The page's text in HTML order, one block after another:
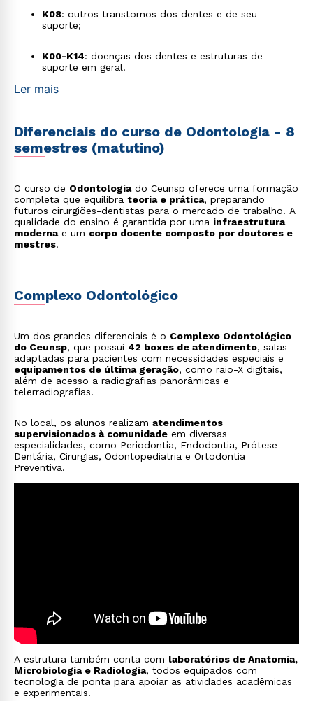
K08: outros transtornos dos dentes e de seu
suporte;
K00-K14: doenças dos dentes e estruturas de
suporte em geral.
Ler mais
Diferenciais do curso de Odontologia - 8
semestres (matutino)
O curso de Odontologiado Ceunsp oferece uma formação
completa que equilibra teoria e prática, preparando
futuros cirurgiões-dentistas para o mercado de trabalho. A
qualidade do ensino é garantida por uma infraestrutura
modernae um corpo docente composto por doutores e
mestres.
Complexo Odontológico
Um dos grandes diferenciais é o Complexo Odontológico
do Ceunsp, que possui 42 boxes de atendimento, salas
adaptadas para pacientes com necessidades especiais e
equipamentos de última geração, como raio-X digitais,
além de acesso a radiografias panorâmicas e
telerradiografias.
No local, os alunos realizam atendimentos
supervisionados à comunidade em diversas
especialidades, como Periodontia, Endodontia, Prótese
Dentária, Cirurgias, Odontopediatria e Ortodontia
Preventiva.
A estrutura também conta com laboratórios de Anatomia,
Microbiologia e Radiologia, todos equipados com
tecnologia de ponta para apoiar as atividades acadêmicas
e experimentais.
WhatsApp
ou
Estou de acordo com aPolítica de Privacidade.e
autorizo que meus dados sejam utilizados para o
envio de conteúdos da Cruzeiro do Sul.